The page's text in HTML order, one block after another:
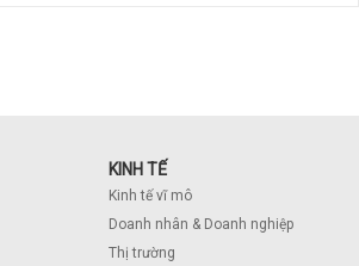
KINH TẾ
Kinh tế vĩ mô
Doanh nhân & Doanh nghiệp
Thị trường